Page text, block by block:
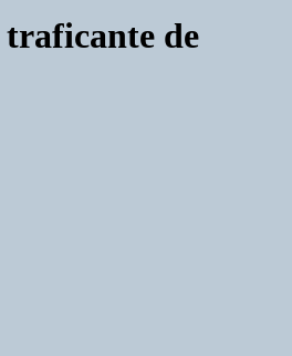
traficante de